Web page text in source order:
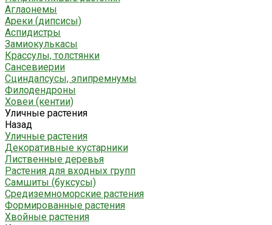
Аглаонемы
Ареки (дипсисы)
Аспидистры
Замиокулькасы
Крассулы, толстянки
Сансевиерии
Сциндапсусы, эпипремнумы
Филодендроны
Ховеи (кентии)
Уличные растения
Назад
Уличные растения
Декоративные кустарники
Лиственные деревья
Растения для входных групп
Самшиты (буксусы)
Средиземноморские растения
Формированные растения
Хвойные растения